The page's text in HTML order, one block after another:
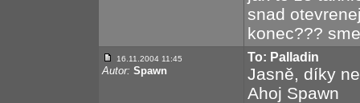
snad
konec???
16.11.2004 11:45
Autor: Spawn
To: Palladin
Jasně, díky
Ahoj Spawn